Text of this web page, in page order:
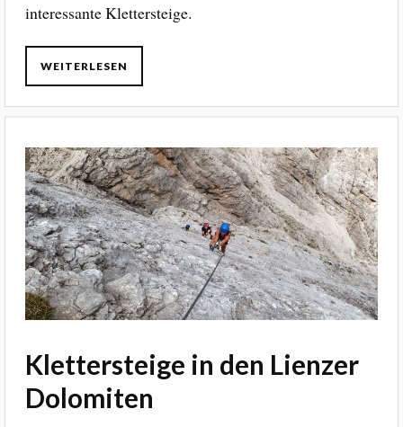
interessante Klettersteige.
WEITERLESEN
Klettersteige in den Lienzer
Dolomiten